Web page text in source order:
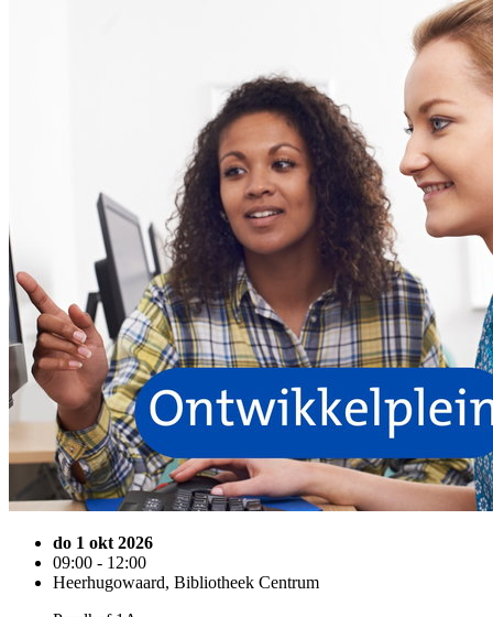
do 1 okt 2026
09:00 - 12:00
Heerhugowaard, Bibliotheek Centrum